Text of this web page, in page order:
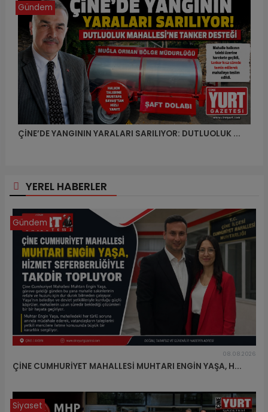
ÇİNE’DE YANGININ YARALARI SARILIYOR: DUTLUOLUK ...
Gündem
YEREL HABERLER
08.08.2026
ÇİNE CUMHURİYET MAHALLESİ MUHTARI ENGİN YAŞA, H...
Gündem
Siyaset